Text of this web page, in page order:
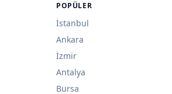
POPÜLER
İstanbul
Ankara
İzmir
Antalya
Bursa